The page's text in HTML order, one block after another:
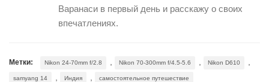
Варанаси в первый день и расскажу о своих
впечатлениях.
Метки: Nikon 24-70mm f/2.8 Nikon 70-300mm f/4.5-5.6 Nikon D610
samyang 14 Индия самостоятельное путешествие